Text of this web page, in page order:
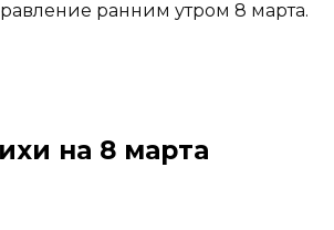
ранним утром 8 марта.
на 8 марта